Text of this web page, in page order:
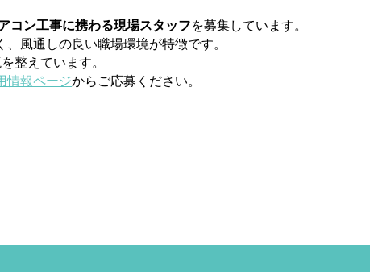
コン工事に携わる現場スタッフを募集しています。
風通しの良い職場環境が特徴です。
整えています。
情報ページからご応募ください。